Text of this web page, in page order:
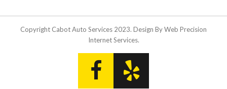
Copyright Cabot Auto Services 2023. Design By Web Precision
Internet Services.